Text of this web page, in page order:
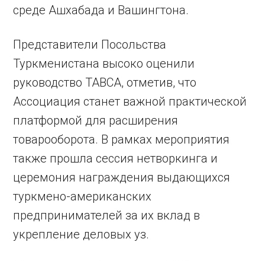
среде Ашхабада и Вашингтона.
Представители Посольства
Туркменистана высоко оценили
руководство TABCA, отметив, что
Ассоциация станет важной практической
платформой для расширения
товарооборота. В рамках мероприятия
также прошла сессия нетворкинга и
церемония награждения выдающихся
туркмено-американских
предпринимателей за их вклад в
укрепление деловых уз.